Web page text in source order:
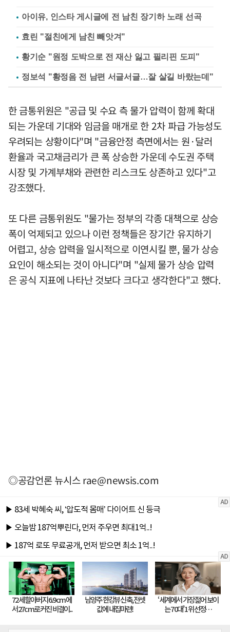
아이유, 인스타 게시글에 전 남친 장기하 노래 선곡
효린 "절친에게 남친 빼앗겨"
황기순 "원정 도박으로 전 재산 잃고 필리핀 도피"
정보석 "황정음 전 남편 서글서글…잘 살길 바랐는데"
한 금통위원은 "공급 및 수요 측 물가 압력이 함께 확대
되는 가운데 기대와 임금을 매개로 한 2차 파급 가능성도
우려되는 상황이다"며 "금융안정 측면에서는 원·달러
환율과 국고채금리가 큰 폭 상승한 가운데 수도권 주택
시장 및 가계부채와 관련한 리스크도 상존하고 있다"고
강조했다.
또 다른 금통위원도 "물가는 정부의 각종 대책으로 상승
폭이 억제되고 있으나 이런 정책들은 장기간 유지하기
어렵고, 상승 압력을 일시적으로 이연시킬 뿐, 물가 상승
요인이 해소되는 것이 아니다"며 "실제 물가 상승 압력
은 공식 지표에 나타난 것보다 크다고 생각한다"고 했다.
◎공감언론 뉴시스rae@newsis.com